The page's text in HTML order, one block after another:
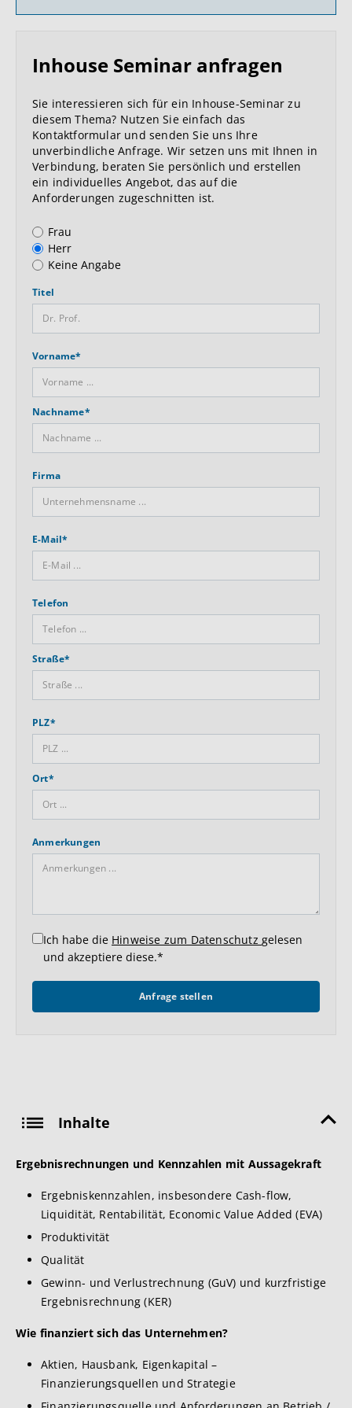
Inhalte
Ergebnisrechnungen und Kennzahlen mit Aussagekraft
Ergebniskennzahlen, insbesondere Cash-flow,
Liquidität, Rentabilität, Economic Value Added (EVA)
Produktivität
Qualität
Gewinn- und Verlustrechnung (GuV) und kurzfristige
Ergebnisrechnung (KER)
Wie finanziert sich das Unternehmen?
Aktien, Hausbank, Eigenkapital –
Finanzierungsquellen und Strategie
Inhouse Seminar anfragen
Sie interessieren sich für ein Inhouse-Seminar zu
diesem Thema? Nutzen Sie einfach das
Kontaktformular und senden Sie uns Ihre
unverbindliche Anfrage. Wir setzen uns mit Ihnen in
Verbindung, beraten Sie persönlich und erstellen
ein individuelles Angebot, das auf die
Anforderungen zugeschnitten ist.
Anrede
Frau
Herr
Keine Angabe
Titel
Vorname*
Nachname*
Firma
E-Mail*
Telefon
Straße*
PLZ*
Ort*
Anmerkungen
Ich habe die Hinweise zum Datenschutz gelesen
und akzeptiere diese.*
Anfrage stellen